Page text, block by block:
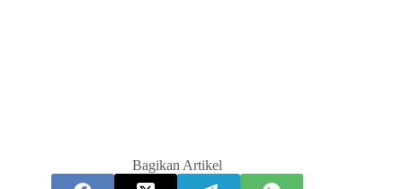
Bagikan Artikel